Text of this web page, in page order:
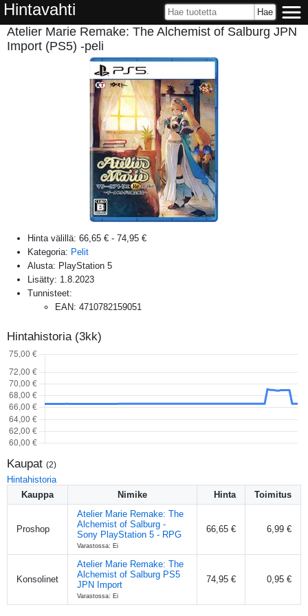
Hintavahti
Atelier Marie Remake: The Alchemist of Salburg JPN
Import (PS5) -peli
Hinta välillä: 66,65 € - 74,95 €
Kategoria: Pelit
Alusta: PlayStation 5
Lisätty: 1.8.2023
Tunnisteet:
EAN: 4710782159051
Hintahistoria (3kk)
Kaupat (2)
Hintahistoria
Kauppa
Nimike Hinta Toimitus
Proshop
Atelier Marie Remake: The
Alchemist of Salburg -
Sony PlayStation 5 - RPG
Varastossa: Ei
66,65 € 6,99 €
Konsolinet
Atelier Marie Remake: The
Alchemist of Salburg PS5
JPN Import
Varastossa: Ei
74,95 € 0,95 €